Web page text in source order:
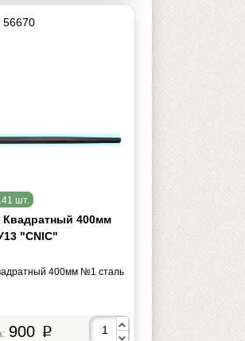
56670
шт.
Квадратный 400мм
"CNIC"
400мм №1 сталь
900 p